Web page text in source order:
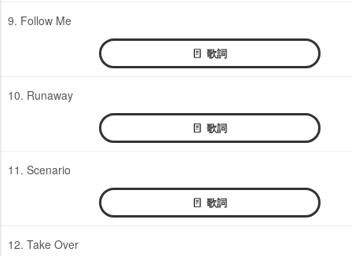
9. Follow Me
歌詞
10. Runaway
歌詞
11. Scenario
歌詞
12. Take Over